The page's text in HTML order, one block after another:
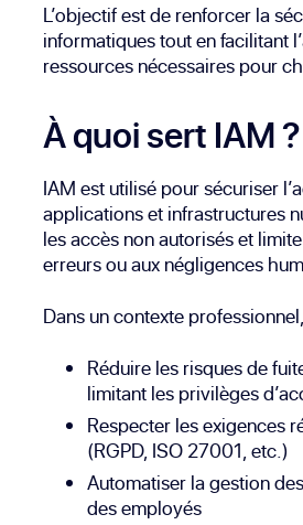
L’objectif est de renforcer la
informatiques tout en facilitant
ressources nécessaires pour
À quoi sert IAM ?
IAM est utilisé pour sécuriser
applications et infrastructures
les accès non autorisés et
erreurs ou aux négligences
Dans un contexte
Réduire les risques de
limitant les privilèges
Respecter les exigences
(RGPD, ISO 27001, etc.)
Automatiser la gestion
des employés